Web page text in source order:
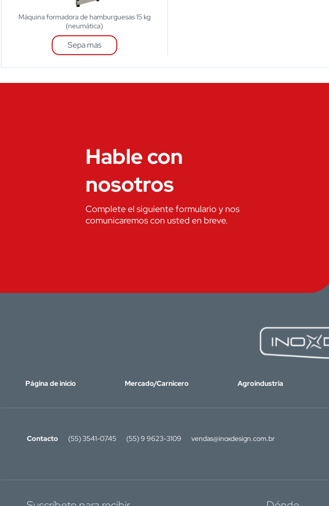
Máquina formadora de hamburguesas 15 kg
(neumática)
Sepa mas
Hable con
nosotros
Complete el siguiente formulario y nos
comunicaremos con usted en breve.
Página de inicio Mercado/Carnicero Agroindustria
Contacto (55) 3541-0745 (55) 9 9623-3109 vendas@inoxdesign.com.br